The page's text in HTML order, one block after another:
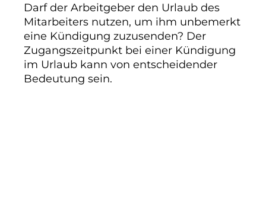
Darf der Arbeitgeber den Urlaub des
Mitarbeiters nutzen, um ihm unbemerkt
eine Kündigung zuzusenden? Der
Zugangszeitpunkt bei einer Kündigung
im Urlaub kann von entscheidender
Bedeutung sein.